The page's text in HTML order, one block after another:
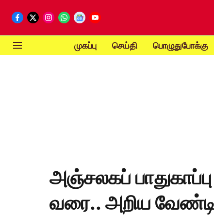
முகப்பு செய்தி பொழுதுபோக்கு
அஞ்சலகப்
வரை.. அறிய